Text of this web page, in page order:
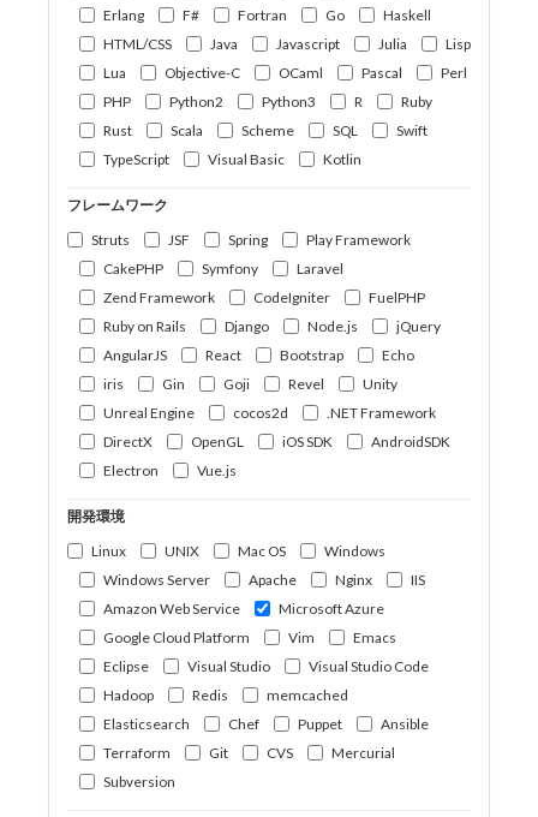
Erlang
F# Fortran Go
Haskell
HTML/CSS
Java Javascript Julia
Lisp
Lua
Objective-C OCaml Pascal
Perl
PHP
Python2 Python3 R
Ruby
Rust
Scala Scheme SQL
Swift
TypeScript
Visual Basic Kotlin
フレームワーク
Struts
JSF Spring
Play Framework
CakePHP
Symfony
Laravel
Zend Framework
CodeIgniter
FuelPHP
Ruby on Rails
Django Node.js
jQuery
AngularJS
React Bootstrap
Echo
iris
Gin Goji Revel
Unity
Unreal Engine
cocos2d
.NET Framework
DirectX
OpenGL iOS SDK
AndroidSDK
Electron
Vue.js
開発環境
Linux
UNIX Mac OS
Windows
Windows Server
Apache Nginx
IIS
Amazon Web Service
Microsoft Azure
Google Cloud Platform
Vim
Emacs
Eclipse
Visual Studio
Visual Studio Code
Hadoop
Redis
memcached
Elasticsearch
Chef Puppet
Ansible
Terraform
Git CVS
Mercurial
Subversion